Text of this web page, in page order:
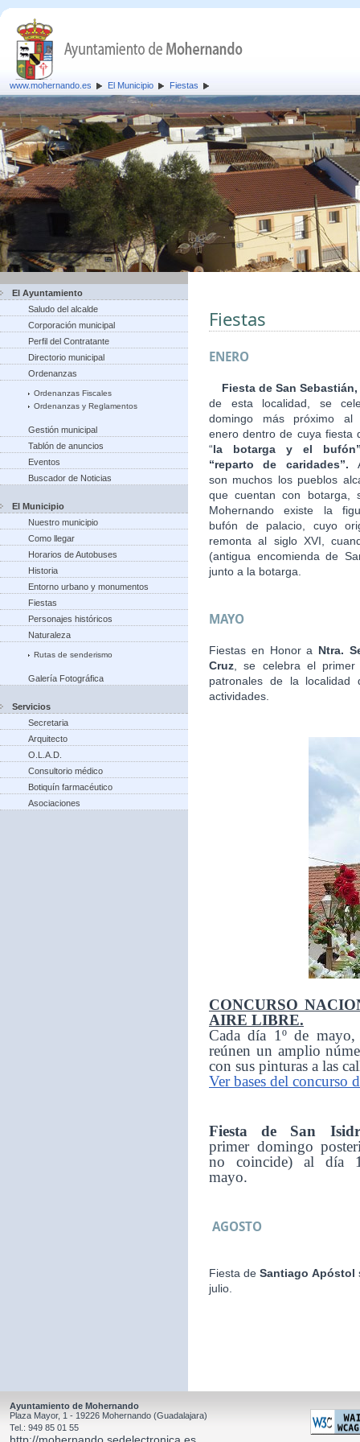
www.mohernando.es El Municipio Fiestas
El Ayuntamiento
Saludo del alcalde
Corporación municipal
Perfil del Contratante
Directorio municipal
Ordenanzas
Ordenanzas Fiscales
Ordenanzas y Reglamentos
Gestión municipal
Tablón de anuncios
Eventos
Buscador de Noticias
El Municipio
Nuestro municipio
Como llegar
Horarios de Autobuses
Historia
Entorno urbano y monumentos
Fiestas
Personajes históricos
Naturaleza
Rutas de senderismo
Galería Fotográfica
Servicios
Secretaria
Arquitecto
O.L.A.D.
Consultorio médico
Botiquín farmacéutico
Asociaciones
Fiestas
ENERO
Fiesta de San Sebastián,
de esta localidad, se
domingo más próximo
enero dentro de cuya fiesta
“la botarga
y el
“reparto de caridades”.
son muchos los pueblos
que cuentan con botarga,
Mohernando existe la
bufón de palacio, cuyo
remonta al siglo XVI,
(antigua encomienda de
junto a la botarga.
MAYO
Fiestas en Honor a Ntra.
Cruz , se celebra el
patronales de la
actividades.
CONCURSO
AIRE LIBRE.
Cada día 1º de mayo,
reúnen un amplio
con sus pinturas a las
Ver bases del concurso
Fiesta de San
primer domingo
no coincide) al día
mayo.
AGOSTO
Fiesta deSantiago Apóstol
julio.
Ayuntamiento de Mohernando
Plaza Mayor, 1 - 19226 Mohernando (Guadalajara)
Tel.: 949 85 01 55